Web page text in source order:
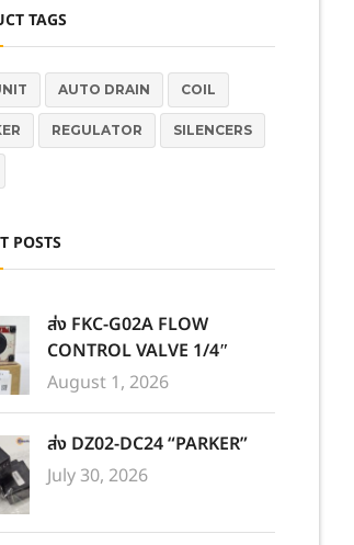
TAGS
AUTO DRAIN COIL
REGULATOR SILENCERS
POSTS
ส่ง FKC-G02A FLOW
CONTROL VALVE 1/4″
August 1, 2026
ส่ง DZ02-DC24 “PARKER”
July 30, 2026